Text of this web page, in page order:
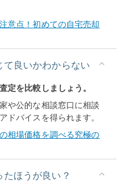
意点！初めての自宅売却
て良いかわからない
定を比較しましょう。
や公的な相談窓口に相談
ドバイスを得られます。
相場価格を調べる究極の
たほうが良い？